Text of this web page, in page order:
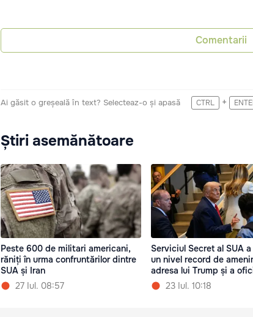
Comentarii
Ai găsit o greșeală în text? Selecteaz-o și apasă CTRL +
Știri asemănătoare
Peste 600 de militari americani,
răniți în urma confruntărilor dintre
SUA și Iran
27 Iul. 08:57
Serviciul Secret al SUA
un nivel record de
adresa lui Trump și a
23 Iul. 10:18